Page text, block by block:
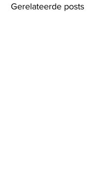
Gerelateerde posts